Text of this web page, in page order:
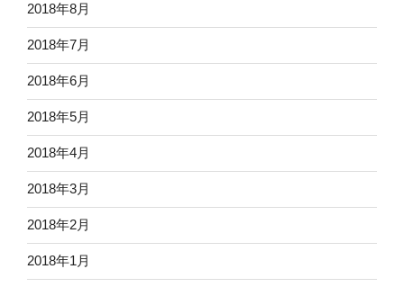
2018年8月
2018年7月
2018年6月
2018年5月
2018年4月
2018年3月
2018年2月
2018年1月